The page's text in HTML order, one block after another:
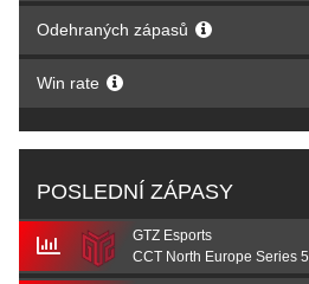
Odehraných zápasů
Win rate
POSLEDNÍ ZÁPASY
GTZ Esports
CCT North Europe Series 5